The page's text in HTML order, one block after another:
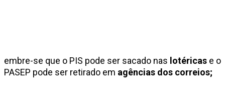
embre-se que o PIS pode ser sacado nas lotéricas e o
PASEP pode ser retirado em agências dos correios;